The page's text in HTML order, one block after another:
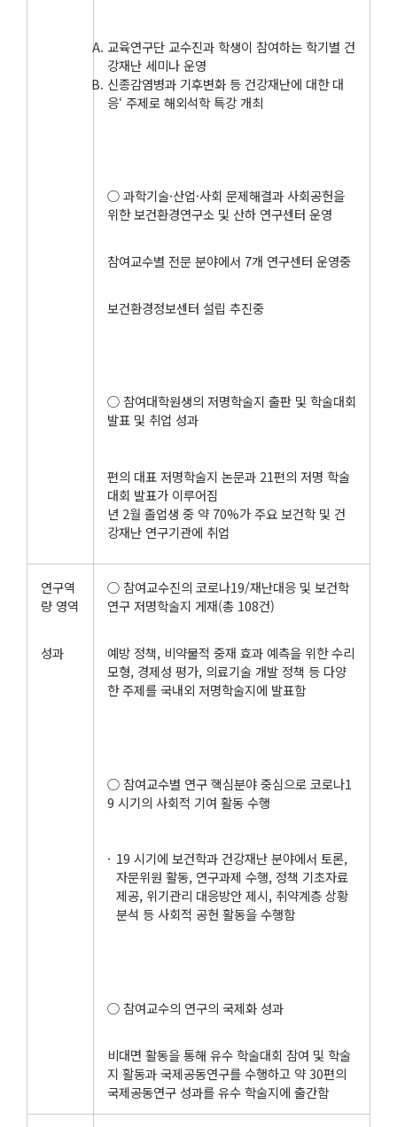
교육연구단 교수진과 학생이 참여하는 학기별 건
강재난 세미나 운영
신종감염병과 기후변화 등 건강재난에 대한 대
응‘ 주제로 해외석학 특강 개최
○ 과학기술·산업·사회 문제해결과 사회공헌을
위한 보건환경연구소 및 산하 연구센터 운영
참여교수별 전문 분야에서 7개 연구센터 운영중
보건환경정보센터 설립 추진중
○ 참여대학원생의 저명학술지 출판 및 학술대회
발표 및 취업 성과
편의 대표 저명학술지 논문과 21편의 저명 학술
대회 발표가 이루어짐
년 2월 졸업생 중 약 70%가 주요 보건학 및 건
강재난 연구기관에 취업
연구역
량 영역
성과
○ 참여교수진의 코로나19/재난대응 및 보건학
연구 저명학술지 게재(총 108건)
예방 정책, 비약물적 중재 효과 예측을 위한 수리
모형, 경제성 평가, 의료기술 개발 정책 등 다양
한 주제를 국내외 저명학술지에 발표함
○ 참여교수별 연구 핵심분야 중심으로 코로나1
9 시기의 사회적 기여 활동 수행
19 시기에 보건학과 건강재난 분야에서 토론,
자문위원 활동, 연구과제 수행, 정책 기초자료
제공, 위기관리 대응방안 제시, 취약계층 상황
분석 등 사회적 공헌 활동을 수행함
○ 참여교수의 연구의 국제화 성과
비대면 활동을 통해 유수 학술대회 참여 및 학술
지 활동과 국제공동연구를 수행하고 약 30편의
국제공동연구 성과를 유수 학술지에 출간함